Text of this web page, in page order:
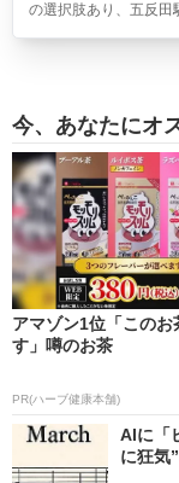
の選択肢あり、五反田
今、あなたにオ
アマゾン1位「このお
す」噂のお茶
PR(ハーブ健康本舗)
AIに「
に狂気